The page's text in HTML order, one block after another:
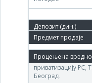
03. окт.'11.
(ДП Прва српска
приватизацију РС,
Београд.